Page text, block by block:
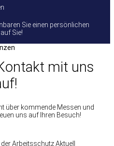
Sie einen persönlichen
Sie!
mit uns
über kommende Messen und
uns auf Ihren Besuch!